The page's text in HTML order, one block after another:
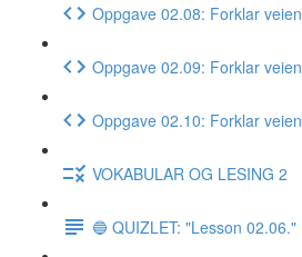
Oppgave 02.08: Forklar veien
Oppgave 02.09: Forklar veien
Oppgave 02.10: Forklar veien
VOKABULAR OG LESING 2
🔵 QUIZLET: "Lesson 02.06."